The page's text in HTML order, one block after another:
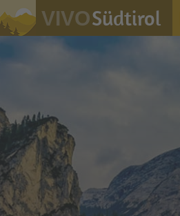
VIVOSüdtirol